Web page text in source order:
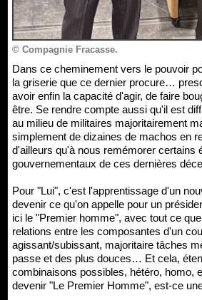
© Compagnie Fracasse.
Dans ce cheminement vers le pouvoir politique, "Elle" découvre
la griserie que ce dernier procure…
avoir enfin la capacité d'agir, de faire
être. Se rendre compte aussi qu'il est
au milieu de militaires majoritairement
simplement de dizaines de machos en
d'ailleurs qu'à nous remémorer certains
gouvernementaux de ces dernières
Pour "Lui", c'est l'apprentissage d'un
devenir ce qu'on appelle pour un
ici le "Premier homme", avec tout ce
relations entre les composantes d'un
agissant/subissant, majoritaire tâches
passe et des plus douces… Et cela,
combinaisons possibles, hétéro, homo,
devenir "Le Premier Homme", est-ce